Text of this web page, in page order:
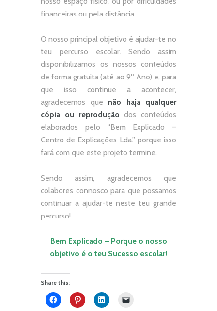
financeiras ou pela distância.
O nosso principal objetivo é ajudar-te no
teu percurso escolar.Sendo assim
disponibilizamos os nossos conteúdos
de forma gratuita (até ao 9º Ano) e, para
que isso continue a acontecer,
agradecemos que não
haja qualquer
cópia ou reprodução dos conteúdos
elaborados pelo “Bem Explicado –
Centro de Explicações Lda.” porque isso
fará com que este projeto termine.
Sendo assim, agradecemos que
colabores connosco para que possamos
continuar a ajudar-te neste teu grande
percurso!
Bem Explicado – Porque o nosso
objetivo é o teu Sucesso escolar!
Share this: